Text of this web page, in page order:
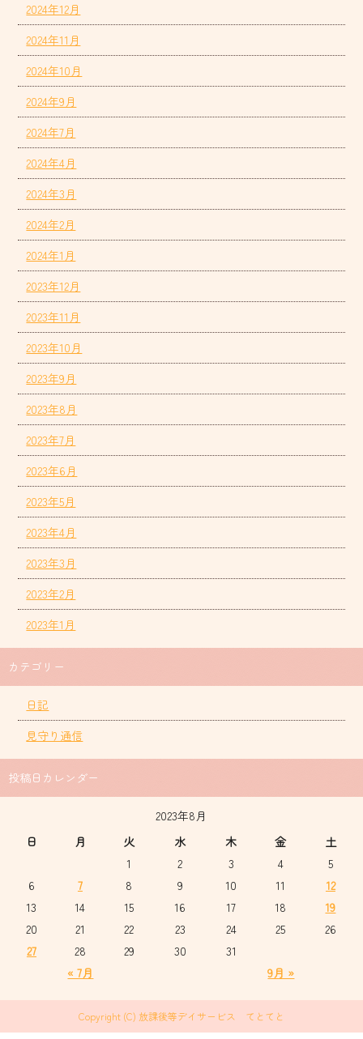
2024年12月
2024年11月
2024年10月
2024年9月
2024年7月
2024年4月
2024年3月
2024年2月
2024年1月
2023年12月
2023年11月
2023年10月
2023年9月
2023年8月
2023年7月
2023年6月
2023年5月
2023年4月
2023年3月
2023年2月
2023年1月
カテゴリー
日記
見守り通信
投稿日カレンダー
2023年8月
日
月 火 水 木 金 土
« 7月 9月 »
1 2 3 4
5
6
7 8 9 10 11
12
13
14 15 16 17 18
19
20
21 22 23 24 25
26
27
28 29 30 31
Copyright (C) 放課後等デイサービス てとてと